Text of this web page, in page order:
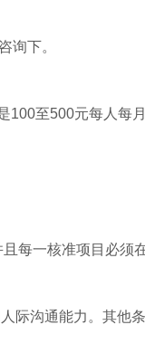
询下。
至500元每人每月
每一核准项目必须
沟通能力。其他